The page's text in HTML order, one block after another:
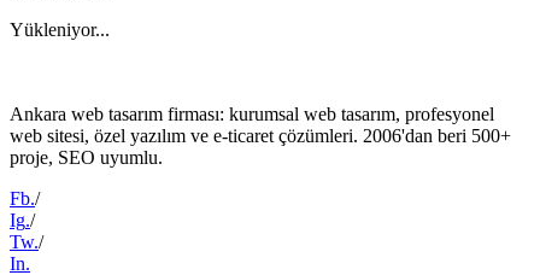
Yükleniyor...
Ankara web tasarım firması: kurumsal web tasarım, profesyonel
web sitesi, özel yazılım ve e-ticaret çözümleri. 2006'dan beri 500+
proje, SEO uyumlu.
Fb./
Ig./
Tw./
In.